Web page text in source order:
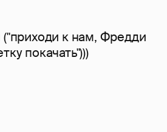
("приходи к нам, Фредди
покачать")))